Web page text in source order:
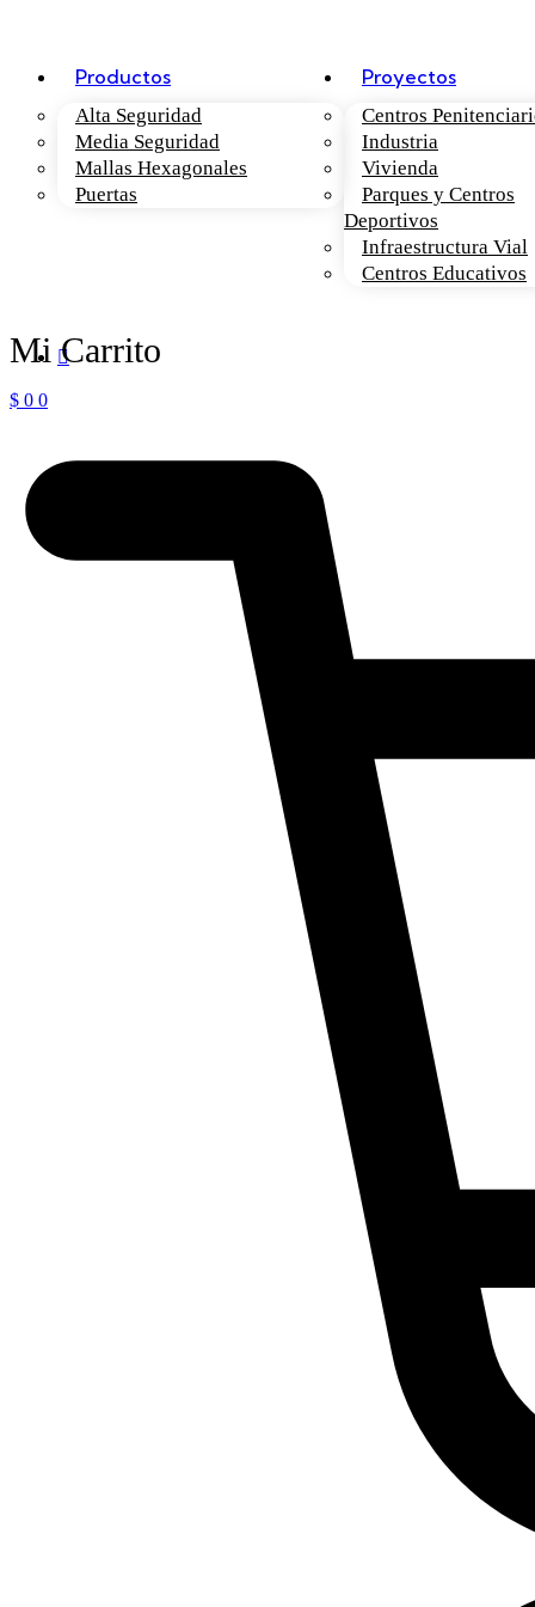
Productos
Alta Seguridad
Media Seguridad
Mallas Hexagonales
Puertas
Proyectos
Centros
Industria
Vivienda
Parques y Centros
Deportivos
Infraestructura Vial
Centros Educativos
$ 0 0